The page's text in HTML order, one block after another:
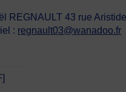
REGNAULT 43 rue
: regnault03@wanadoo.fr